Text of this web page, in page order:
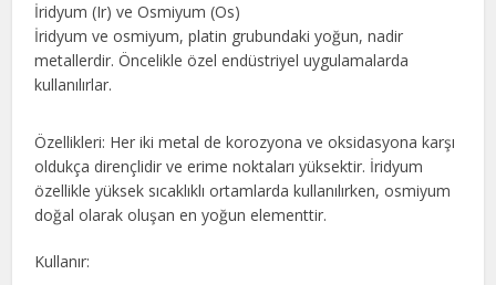
İridyum (Ir) ve Osmiyum (Os)
İridyum ve osmiyum, platin grubundaki yoğun, nadir
metallerdir. Öncelikle özel endüstriyel uygulamalarda
kullanılırlar.
Özellikleri: Her iki metal de korozyona ve oksidasyona karşı
oldukça dirençlidir ve erime noktaları yüksektir. İridyum
özellikle yüksek sıcaklıklı ortamlarda kullanılırken, osmiyum
doğal olarak oluşan en yoğun elementtir.
Kullanır: